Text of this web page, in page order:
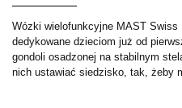
Wózki wielofunkcyjne MAST Swiss
dedykowane dzieciom już od
gondoli osadzonej na stabilnym
nich ustawiać siedzisko, tak, żeby